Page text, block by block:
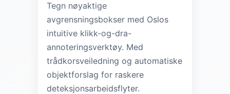
Tegn nøyaktige
avgrensningsbokser med Oslos
intuitive klikk-og-dra-
annoteringsverktøy. Med
trådkorsveiledning og automatiske
objektforslag for raskere
deteksjonsarbeidsflyter.